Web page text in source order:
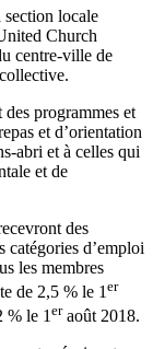
locale
Church
centre-ville de
programmes et
et d’orientation
abri et à celles qui
et de
des
catégories d’emploi
les membres
de 2,5 % le 1 er
% le 1 eraoût 2018.